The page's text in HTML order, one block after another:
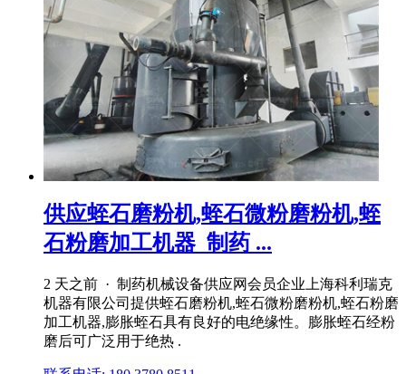
供应蛭石磨粉机,蛭石微粉磨粉机,蛭
石粉磨加工机器_制药 ...
2 天之前 · 制药机械设备供应网会员企业上海科利瑞克
机器有限公司提供蛭石磨粉机,蛭石微粉磨粉机,蛭石粉磨
加工机器,膨胀蛭石具有良好的电绝缘性。膨胀蛭石经粉
磨后可广泛用于绝热 .